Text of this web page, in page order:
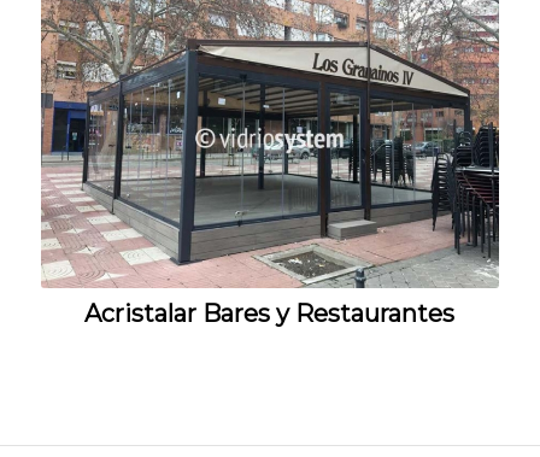
Acristalar Bares y Restaurantes